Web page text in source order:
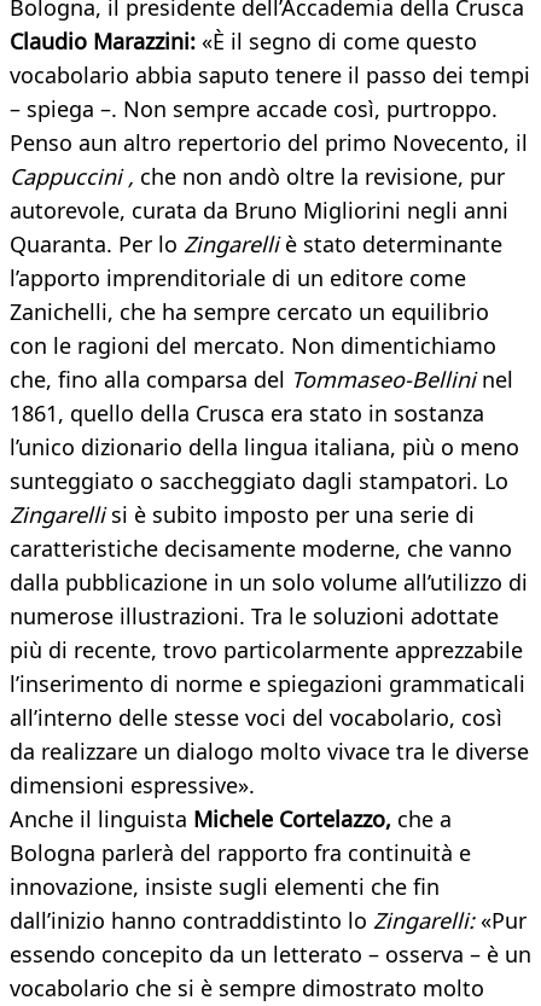
Bologna, il presidente dell’Accademia della Crusca
Claudio Marazzini: «È il segno di come questo
vocabolario abbia saputo tenere il passo dei tempi
– spiega –. Non sempre accade così, purtroppo.
Penso aun altro repertorio del primo Novecento, il
Cappuccini , che non andò oltre la revisione, pur
autorevole, curata da Bruno Migliorini negli anni
Quaranta. Per lo Zingarelliè stato determinante
l’apporto imprenditoriale di un editore come
Zanichelli, che ha sempre cercato un equilibrio
con le ragioni del mercato. Non dimentichiamo
che, fino alla comparsa del Tommaseo-Bellininel
1861, quello della Crusca era stato in sostanza
l’unico dizionario della lingua italiana, più o meno
sunteggiato o saccheggiato dagli stampatori. Lo
Zingarellisi è subito imposto per una serie di
caratteristiche decisamente moderne, che vanno
dalla pubblicazione in un solo volume all’utilizzo di
numerose illustrazioni. Tra le soluzioni adottate
più di recente, trovo particolarmente apprezzabile
l’inserimento di norme e spiegazioni grammaticali
all’interno delle stesse voci del vocabolario, così
da realizzare un dialogo molto vivace tra le diverse
dimensioni espressive».
Anche il linguista Michele Cortelazzo, che a
Bologna parlerà del rapporto fra continuità e
innovazione, insiste sugli elementi che fin
dall’inizio hanno contraddistinto lo Zingarelli:«Pur
essendo concepito da un letterato – osserva – è un
vocabolario che si è sempre dimostrato molto